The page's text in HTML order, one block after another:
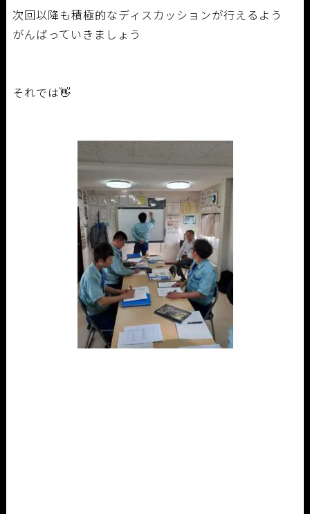
次回以降も積極的なディスカッションが行えるよう
がんばっていきましょう
それでは👋